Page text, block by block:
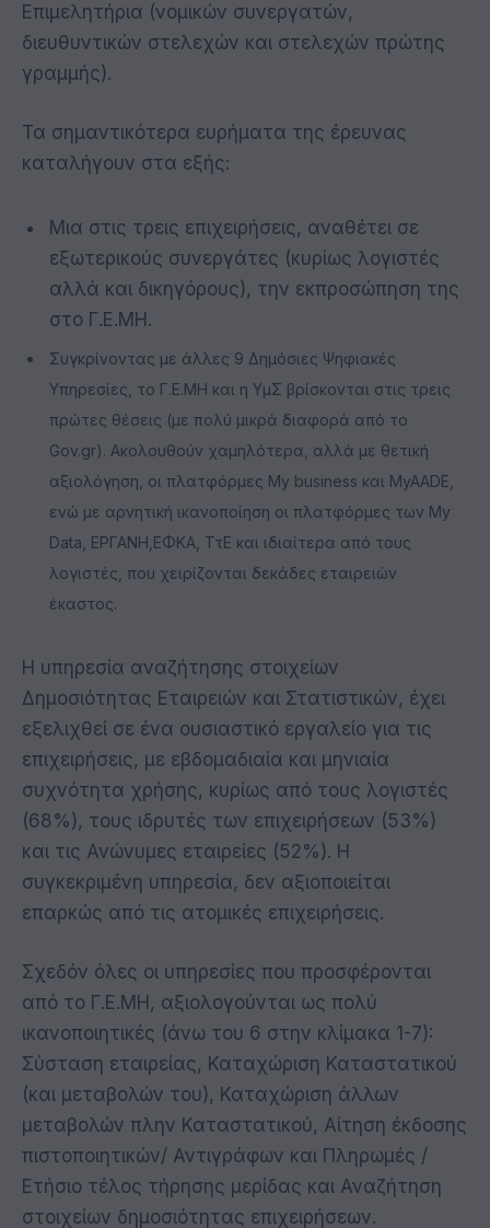
Επιμελητήρια (νομικών συνεργατών,
διευθυντικών στελεχών και στελεχών πρώτης
γραμμής).
Τα σημαντικότερα ευρήματα της έρευνας
καταλήγουν στα εξής:
Μια στις τρεις επιχειρήσεις, αναθέτει σε
εξωτερικούς συνεργάτες (κυρίως λογιστές
αλλά και δικηγόρους), την εκπροσώπηση της
στο Γ.Ε.ΜΗ.
Συγκρίνοντας με άλλες 9 Δημόσιες Ψηφιακές
Υπηρεσίες, το Γ.Ε.ΜΗ και η ΥμΣ βρίσκονται στις τρεις
πρώτες θέσεις (με πολύ μικρά διαφορά από το
Gov.gr). Ακολουθούν χαμηλότερα, αλλά με θετική
αξιολόγηση, οι πλατφόρμες My business και MyAADE,
ενώ με αρνητική ικανοποίηση οι πλατφόρμες των My
Data, ΕΡΓΑΝΗ,ΕΦΚΑ, ΤτΕ και ιδιαίτερα από τους
λογιστές, που χειρίζονται δεκάδες εταιρειών
έκαστος.
Η υπηρεσία αναζήτησης στοιχείων
Δημοσιότητας Εταιρειών και Στατιστικών, έχει
εξελιχθεί σε ένα ουσιαστικό εργαλείο για τις
επιχειρήσεις, με εβδομαδιαία και μηνιαία
συχνότητα χρήσης, κυρίως από τους λογιστές
(68%), τους ιδρυτές των επιχειρήσεων (53%)
και τις Ανώνυμες εταιρείες (52%). Η
συγκεκριμένη υπηρεσία, δεν αξιοποιείται
επαρκώς από τις ατομικές επιχειρήσεις.
Σχεδόν όλες οι υπηρεσίες που προσφέρονται
από το Γ.Ε.ΜΗ, αξιολογούνται ως πολύ
ικανοποιητικές (άνω του 6 στην κλίμακα 1-7):
Σύσταση εταιρείας, Καταχώριση Καταστατικού
(και μεταβολών του), Καταχώριση άλλων
μεταβολών πλην Καταστατικού, Αίτηση έκδοσης
πιστοποιητικών/ Αντιγράφων και Πληρωμές /
Ετήσιο τέλος τήρησης μερίδας και Αναζήτηση
στοιχείων δημοσιότητας επιχειρήσεων.